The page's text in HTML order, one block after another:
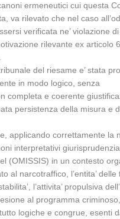
ermeneutici cui questa
va rilevato che nel caso
verificata ne’ violazione
rilevante ex articolo
del riesame e’ stata
in modo logico, senza
completa e coerente
persistenza della misura e
applicando correttamente la
interpretativi
(OMISSIS) in un contesto
al narcotraffico, l’entita’ delle
l’attivita’ propulsiva
al programma
logiche e congrue, esenti